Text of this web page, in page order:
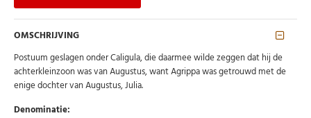
OMSCHRIJVING
Postuum geslagen onder Caligula, die daarmee wilde zeggen dat hij de
achterkleinzoon was van Augustus, want Agrippa was getrouwd met de
enige dochter van Augustus, Julia.
Denominatie: